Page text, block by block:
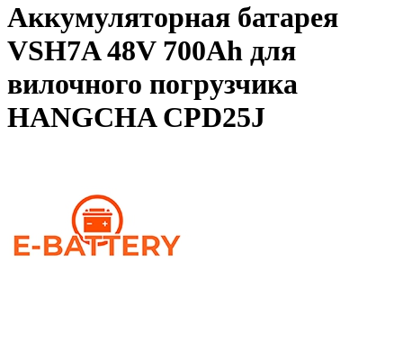
Аккумуляторная батарея
VSH7A 48V 700Ah для
вилочного погрузчика
HANGCHA CPD25J